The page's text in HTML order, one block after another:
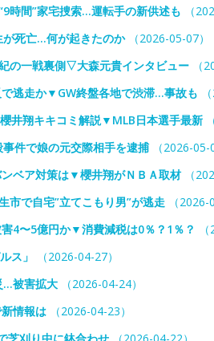
時間”家宅捜索…運転手の新供述も （
死亡…何が起きたのか（2026-05-07）
の一戦裏側▽大森元貴インタビュー （
逃走か▼GW終盤各地で渋滞…事故も
翔キキコミ解説▼MLB日本選手最新
件で娘の元交際相手を逮捕（2026-05-
ベア対策は▼櫻井翔がＮＢＡ取材（
で自宅”立てこもり男”が逃走 （2026-
4〜5億円か▼消費減税は0％？1％？
ス」
（2026-04-27）
…被害拡大 （2026-04-24）
情報は （2026-04-23）
刈り中に鉢合わせ （2026-04-22）